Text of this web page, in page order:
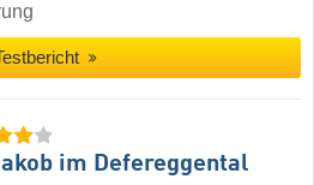
im Defereggental